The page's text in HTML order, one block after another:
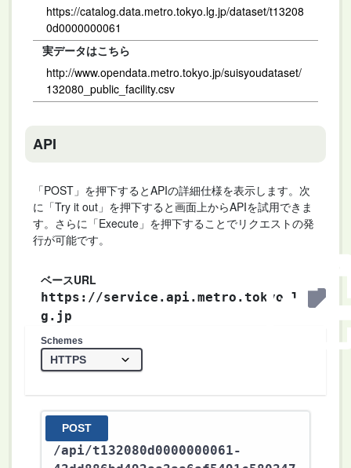
https://catalog.data.metro.tokyo.lg.jp/dataset/t13208
0d0000000061
実データはこちら
http://www.opendata.metro.tokyo.jp/suisyoudataset/
132080_public_facility.csv
API
「POST」を押下するとAPIの詳細仕様を表示します。次
に「Try it out」を押下すると画面上からAPIを試用できま
す。さらに「Execute」を押下することでリクエストの発
行が可能です。
ベースURL
https://service.api.metro.tokyo.l
g.jp
Schemes
POST
/api/t132080d0000000061-